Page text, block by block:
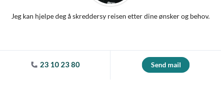
Jeg kan hjelpe deg å skreddersy reisen etter dine ønsker og behov.
23 10 23 80 Send mail